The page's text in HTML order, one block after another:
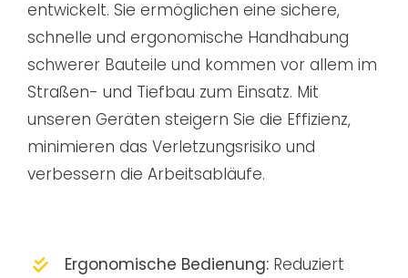
entwickelt. Sie ermöglichen eine sichere,
schnelle und ergonomische Handhabung
schwerer Bauteile und kommen vor allem im
Straßen- und Tiefbau zum Einsatz. Mit
unseren Geräten steigern Sie die Effizienz,
minimieren das Verletzungsrisiko und
verbessern die Arbeitsabläufe.
Ergonomische Bedienung:Reduziert